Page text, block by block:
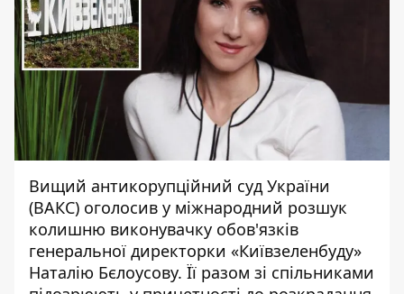
Вищий антикорупційний суд України
(ВАКС) оголосив у міжнародний розшук
колишню виконувачку обов'язків
генеральної директорки «Київзеленбуду»
Наталію Бєлоусову. Її разом зі спільниками